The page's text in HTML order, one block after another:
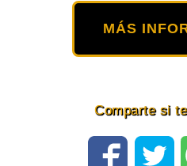
MÁS
Comparte si